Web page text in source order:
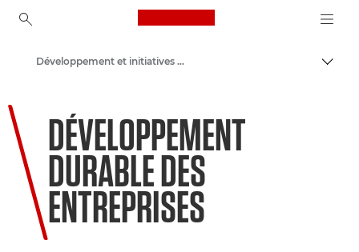
Canon Logo, back to
Développement et initiatives en matière de développement durable
DÉVELOPPEMENT
DURABLE DES
ENTREPRISES